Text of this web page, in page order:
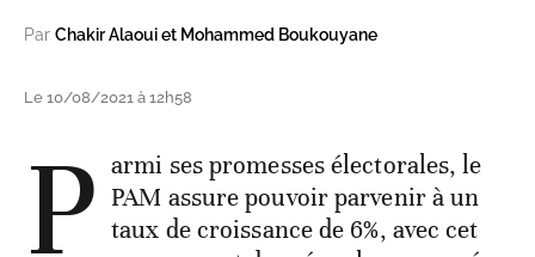
Par Chakir Alaoui et Mohammed Boukouyane
Le 10/08/2021 à 12h58
P armi ses promesses électorales, le
PAM assure pouvoir parvenir à un
taux de croissance de 6%, avec cet